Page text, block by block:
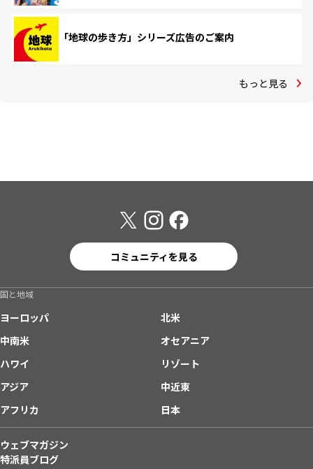
「地球の歩き方」シリーズ広告のご案内
もっと見る
コミュニティを見る
国と地域
ヨーロッパ
北米
中南米
オセアニア
ハワイ
リゾート
アジア
中近東
アフリカ
日本
ウェブマガジン
特派員ブログ